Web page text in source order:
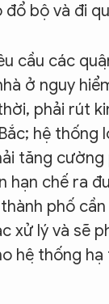
đổ bộ và đi
cầu các
ở nguy
phải rút
hệ thống
tăng cường
hạn chế ra
phố
xử lý và sẽ
hệ thống
CHATBOT